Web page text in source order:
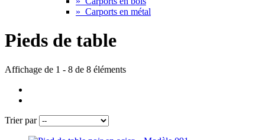
» Carports en métal
Pieds de table
Affichage de 1 - 8 de 8 éléments
Trier par